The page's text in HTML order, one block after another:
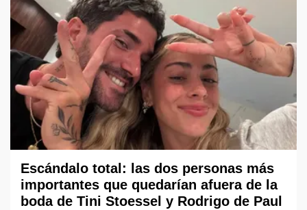
Escándalo total: las dos personas más
importantes que quedarían afuera de la
boda de Tini Stoessel y Rodrigo de Paul